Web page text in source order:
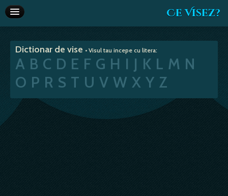
Ce Visez?
Interpretare vise
Articole
Va recomandam
Dictionar de vise • Visul tau incepe cu litera:
A B C D E F G H I J K L M N
O P R S T U V W X Y Z